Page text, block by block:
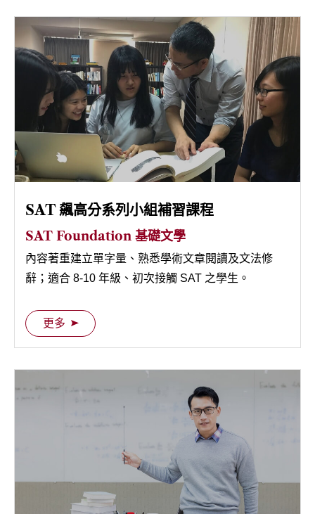
SAT 飆高分系列小組補習課程
SAT Foundation 基礎文學
內容著重建立單字量、熟悉學術文章閱讀及文法修
辭；適合 8-10 年級、初次接觸 SAT 之學生。
實戰真題，進一步剖析閱讀盲點和複雜語法，以及正
確解題邏輯技巧應用；適合已具備 SAT 基礎或通過檢
成 SAT 進階課程或需要考前衝刺的學生。
更多